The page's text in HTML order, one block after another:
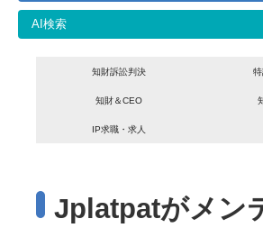
AI検索
知財訴訟判決
知財＆CEO
IP求職・求人
Jplatpatがメン